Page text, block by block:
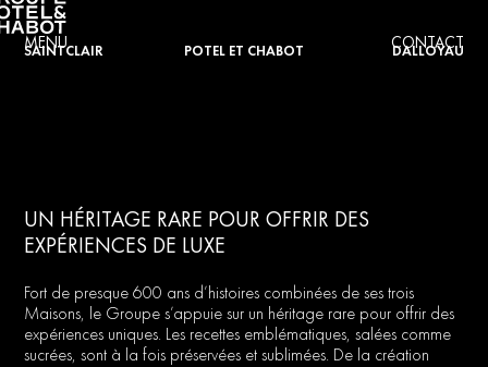
MENU CONTACT
SAINTCLAIR POTEL ET CHABOT DALLOYAU
UN HÉRITAGE RARE POUR OFFRIR DES
EXPÉRIENCES DE LUXE
Fort de presque 600 ans d’histoires combinées de ses trois
Maisons,
le Groupe s’appuie sur un héritage rare pour offrir des
expériences uniques. Les recettes emblématiques, salées comme
sucrées, sont à la fois préservées et sublimées. De la création